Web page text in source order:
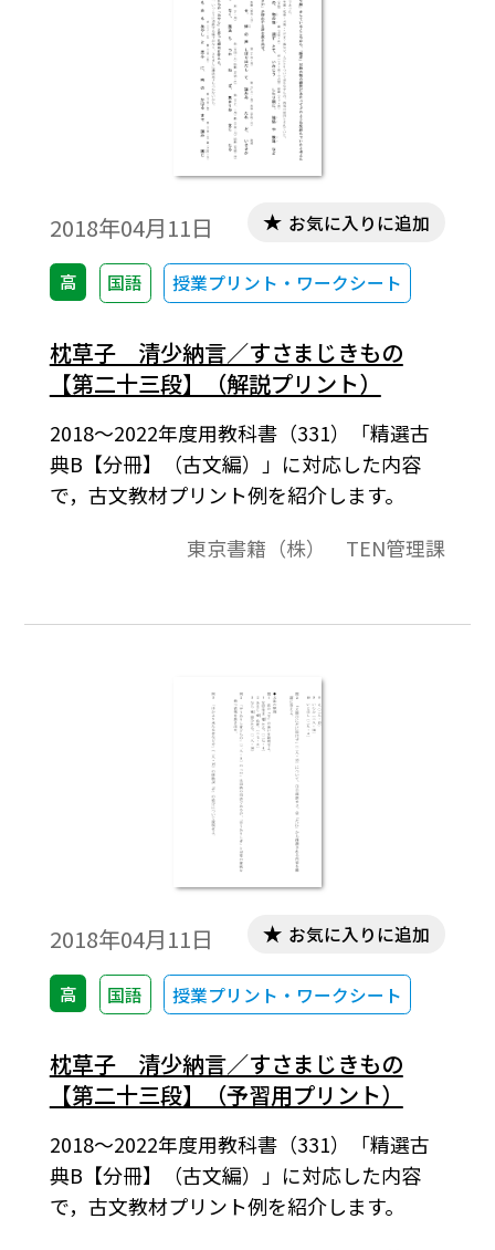
2018年04月11日
高 国語 授業プリント・ワークシート
お気に入りに追加
枕草子 清少納言／すさまじきもの
【第二十三段】（解説プリント）
2018～2022年度用教科書（331）「精選古
典B【分冊】（古文編）」に対応した内容
で，古文教材プリント例を紹介します。
東京書籍（株） TEN管理課
2018年04月11日
高 国語 授業プリント・ワークシート
お気に入りに追加
枕草子 清少納言／すさまじきもの
【第二十三段】（予習用プリント）
2018～2022年度用教科書（331）「精選古
典B【分冊】（古文編）」に対応した内容
で，古文教材プリント例を紹介します。